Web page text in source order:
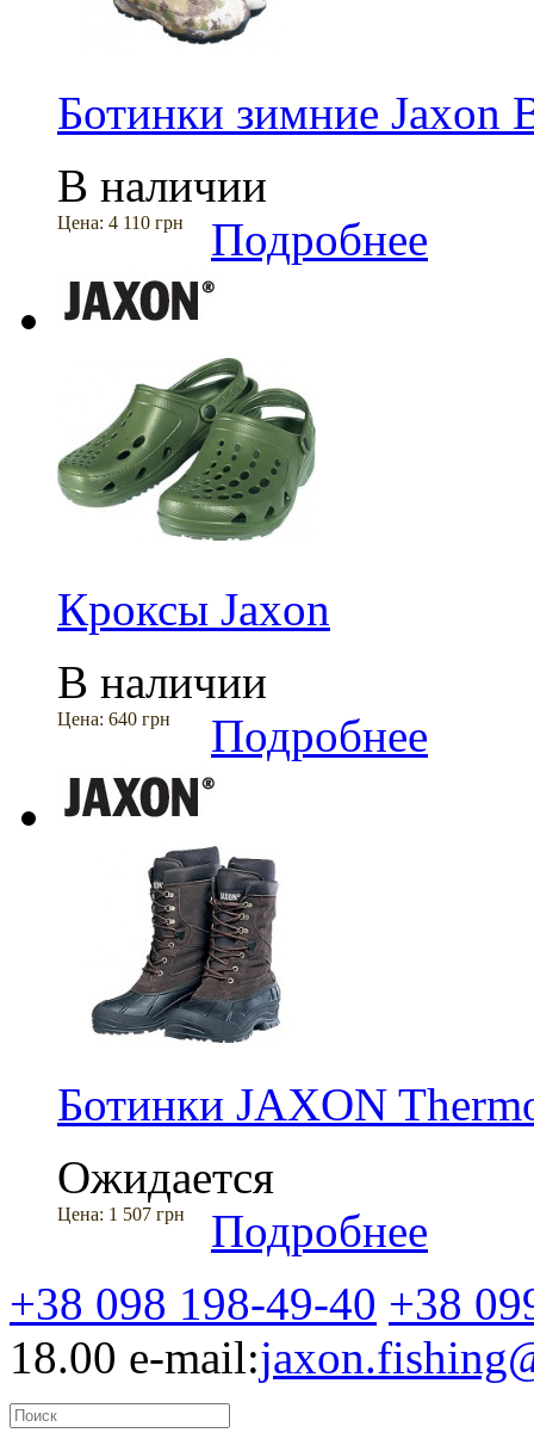
Ботинки зимние Jaxon
В наличии
Цена: 4 110 грн Подробнее
Кроксы Jaxon
В наличии
Цена: 640 грн Подробнее
Ботинки JAXON
Ожидается
Цена: 1 507 грн
Подробнее
+38 098 198-49-40 +38
18.00 e-mail: